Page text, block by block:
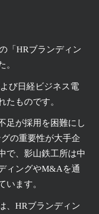
「 HRブランディン
。
び日経ビジネス電
たものです。
足が採用を困難にし
の重要性が大手企
で、影山鉄工所は中
ィングやM&Aを通
います。
、 HRブランディン